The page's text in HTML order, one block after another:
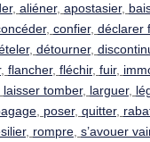
, aliéner, apostasier,
, confier, déclarer
, détourner,
, flancher, fléchir, fuir,
laisser tomber, larguer,
, poser, quitter,
, rompre, s’avouer